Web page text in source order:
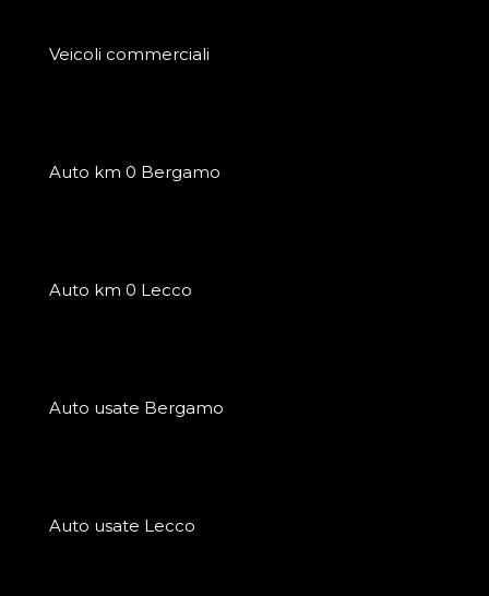
Veicoli commerciali
Auto km 0 Bergamo
Auto km 0 Lecco
Auto usate Bergamo
Auto usate Lecco